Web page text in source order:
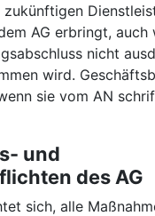
AG erbringt, auch
nicht
wird.
sie vom AN
und
des AG
sich, alle